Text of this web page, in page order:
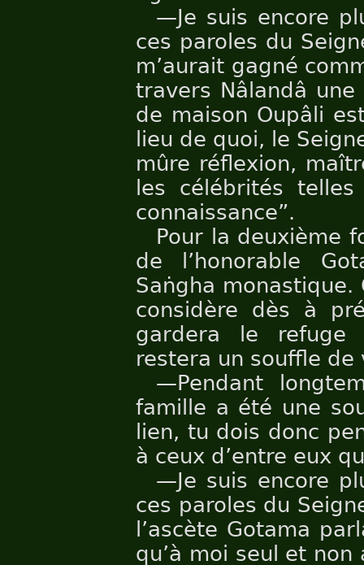
—Je suis encore
ces paroles du
m’aurait gagné
travers Nâlandâ
de maison Oupâli
lieu de quoi, le
mûre réflexion,
les célébrités
connaissance”.
Pour la deuxième
de l’honorable
Saṅgha monastique.
considère dès à
gardera le refuge
restera un souffle de
—Pendant
famille a été une
lien, tu dois donc
à ceux d’entre eux
—Je suis encore
ces paroles du
l’ascète Gotama
qu’à moi seul et